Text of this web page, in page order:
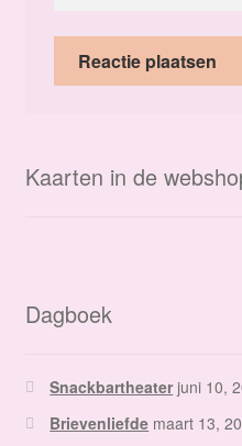
Kaarten in de
Dagboek
Snackbartheater juni 10,
Brievenliefde maart 13,